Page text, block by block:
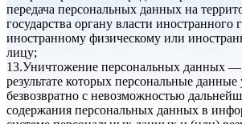
передача персональных данных на
государства органу власти иностранного
иностранному физическому или
лицу;
13.Уничтожение персональных данных
результате которых персональные
безвозвратно с невозможностью
содержания персональных данных в